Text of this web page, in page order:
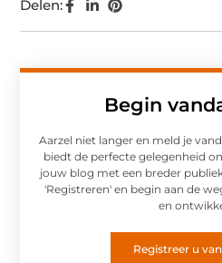
Begin
Aarzel niet langer en meld je
biedt de perfecte gelegenheid
jouw blog met een breder
'Registreren' en begin aan de
en
Registreer u
Delen: